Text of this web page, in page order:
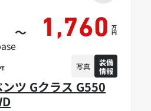
ツ Gクラス G550
～ 1,760 万
円
写真
装備
情報